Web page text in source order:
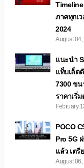
ภาคทุกเ
2024
August 04,
แนะนำ
แท็บเล็ต
7300 ข
ราคาเริ่
February
POCO
Pro 5G
แล้ว เตรี
August 06,